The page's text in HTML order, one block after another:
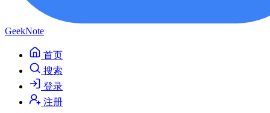
GeekNote
首页
搜索
登录
注册